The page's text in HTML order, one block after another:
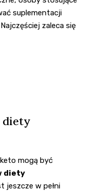
suplementacji
zaleca się
diety
mogą być
diety
jeszcze w pełni